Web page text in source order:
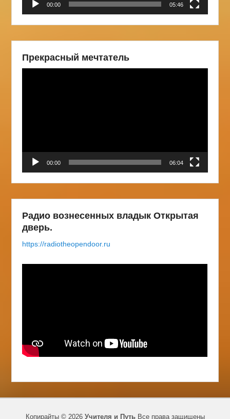
00:00 05:46
Прекрасный мечтатель
00:00 06:04
Радио вознесенных владык Открытая
дверь.
https://radiotheopendoor.ru
Копирайты © 2026 Учителя и ПутьВсе права защищены